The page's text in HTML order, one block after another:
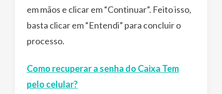
em mãos e clicar em “Continuar”. Feito isso,
basta clicar em “Entendi” para concluir o
processo.
Como recuperar a senha do Caixa Tem
pelo celular?